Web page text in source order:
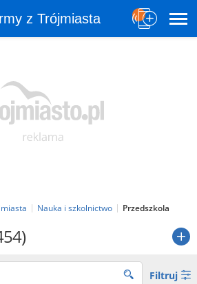
z Trójmiasta
Nauka i szkolnictwo Przedszkola
Filtruj